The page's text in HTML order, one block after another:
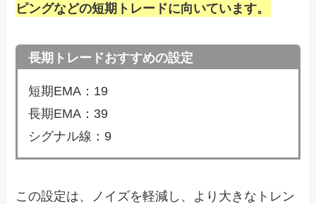
ピングなどの短期トレードに向いています。
長期トレードおすすめの設定
短期EMA：19
長期EMA：39
シグナル線：9
この設定は、ノイズを軽減し、より大きなトレン